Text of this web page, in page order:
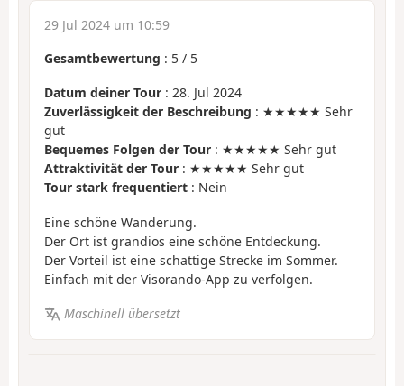
29 Jul 2024 um 10:59
Gesamtbewertung : 5 / 5
Datum deiner Tour : 28. Jul 2024
Zuverlässigkeit der Beschreibung : ★★★★★ Sehr
gut
Bequemes Folgen der Tour : ★★★★★ Sehr gut
Attraktivität der Tour : ★★★★★ Sehr gut
Tour stark frequentiert : Nein
Eine schöne Wanderung.
Der Ort ist grandios eine schöne Entdeckung.
Der Vorteil ist eine schattige Strecke im Sommer.
Einfach mit der Visorando-App zu verfolgen.
Maschinell übersetzt